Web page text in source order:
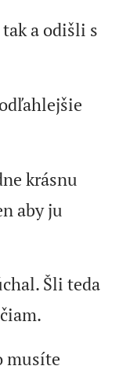
a odišli s
krásnu
aby ju
Šli teda
musíte